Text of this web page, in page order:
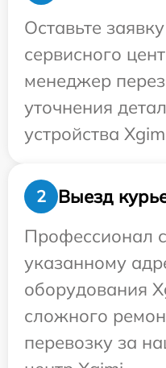
Оставьте
сервисного
менеджер
уточнения
устройства
2
Выезд
Профессионал
указанному
оборудования
сложного
перевозку за